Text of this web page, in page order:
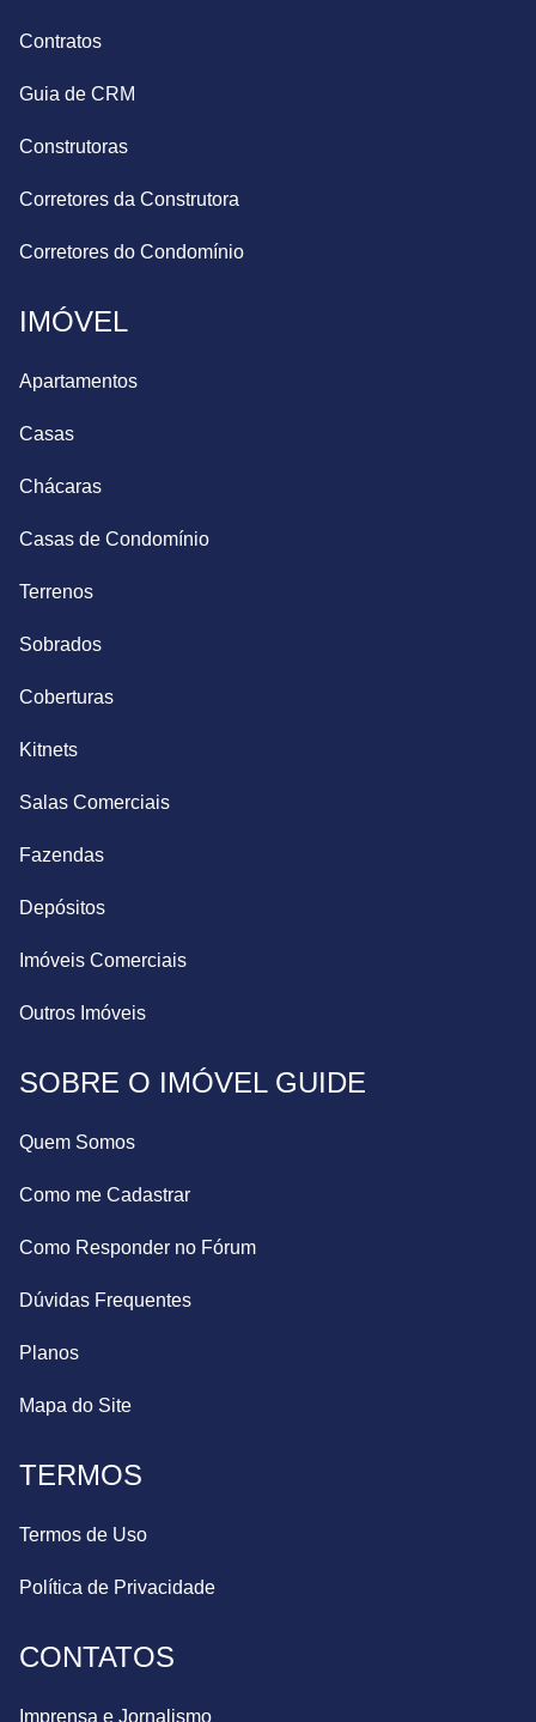
Contratos
Guia de CRM
Construtoras
Corretores da Construtora
Corretores do Condomínio
IMÓVEL
Apartamentos
Casas
Chácaras
Casas de Condomínio
Terrenos
Sobrados
Coberturas
Kitnets
Salas Comerciais
Fazendas
Depósitos
Imóveis Comerciais
Outros Imóveis
SOBRE O IMÓVEL GUIDE
Quem Somos
Como me Cadastrar
Como Responder no Fórum
Dúvidas Frequentes
Planos
Mapa do Site
TERMOS
Termos de Uso
Política de Privacidade
CONTATOS
Imprensa e Jornalismo